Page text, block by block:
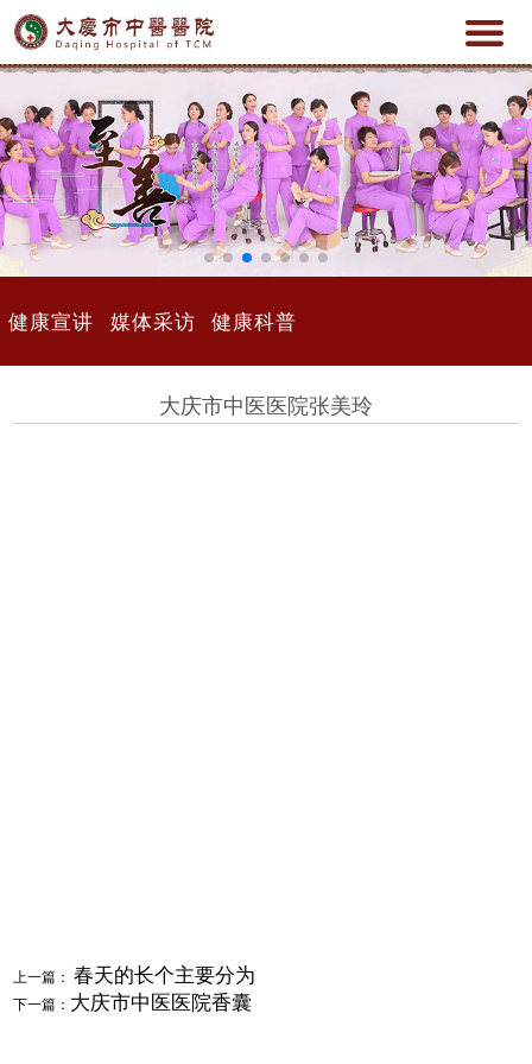
健康宣讲 媒体采访 健康科普
大庆市中医医院张美玲
上一篇：春天的长个主要分为
下一篇： 大庆市中医医院香囊